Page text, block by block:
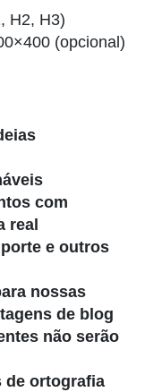
H2, H3)
(opcional)
com
real
e outros
nossas
de blog
não serão
de ortografia